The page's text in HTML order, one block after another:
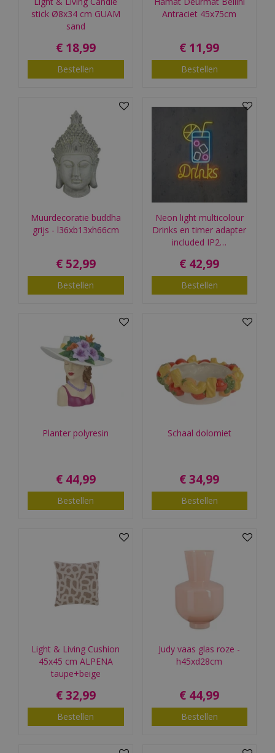
stick Ø8x34 cm GUAM
sand
€ 18,99
Bestellen
Antraciet 45x75cm
€ 11,99
Bestellen
Muurdecoratie buddha
grijs - l36xb13xh66cm
€ 52,99
Bestellen
Neon light multicolour
Drinks en timer adapter
included IP2…
€ 42,99
Bestellen
Planter polyresin
€ 44,99
Bestellen
Schaal dolomiet
€ 34,99
Bestellen
Light & Living Cushion
45x45 cm ALPENA
taupe+beige
€ 32,99
Bestellen
Judy vaas glas roze -
h45xd28cm
€ 44,99
Bestellen